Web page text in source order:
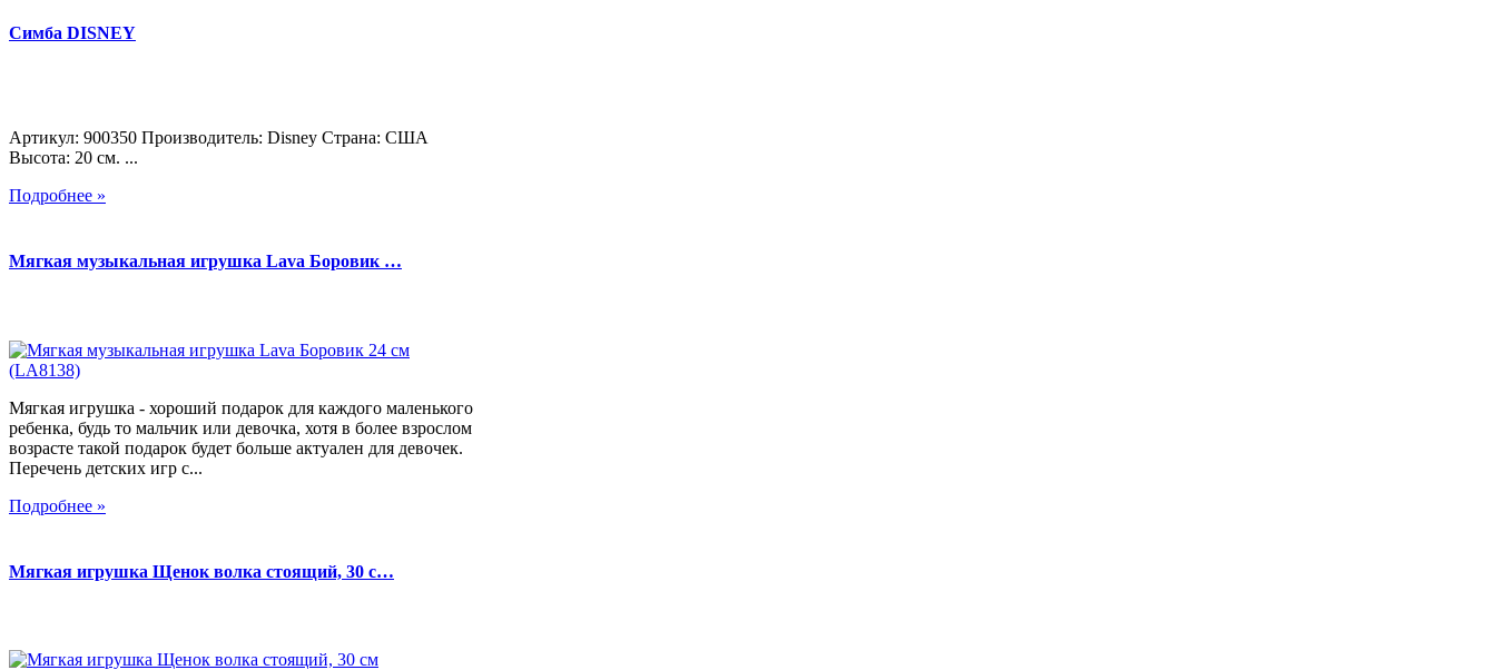
Симба DISNEY
Артикул: 900350 Производитель: Disney Страна: США
Высота: 20 см. ...
Подробнее »
Мягкая музыкальная игрушка Lava Боровик …
Мягкая игрушка - хороший подарок для каждого маленького
ребенка, будь то мальчик или девочка, хотя в более взрослом
возрасте такой подарок будет больше актуален для девочек.
Перечень детских игр с...
Подробнее »
Мягкая игрушка Щенок волка стоящий, 30 с…